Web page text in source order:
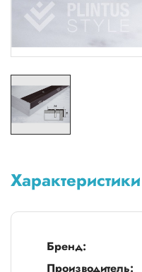
Характеристики
Бренд:
Производитель: